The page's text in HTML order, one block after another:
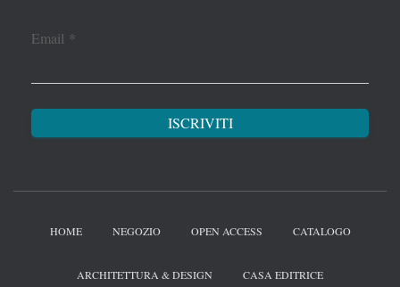
Email *
HOME NEGOZIO OPEN ACCESS CATALOGO
ARCHITETTURA & DESIGN CASA EDITRICE